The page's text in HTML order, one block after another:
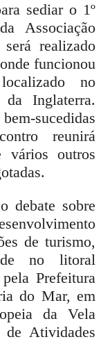
sediar o 1º
Associação
realizado
funcionou
no
Inglaterra.
sucedidas
reunirá
vários outros
debate sobre
de turismo,
no litoral
Prefeitura
do Mar, em
da Vela
Atividades